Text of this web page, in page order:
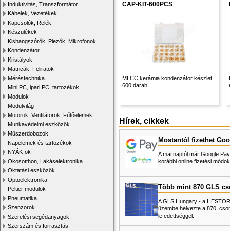
Induktivitás, Transzformátor
Kábelek, Vezetékek
Kapcsolók, Relék
Készülékek
Kishangszórók, Piezók, Mikrofonok
Kondenzátor
Kristályok
Matricák, Feliratok
Méréstechnika
Mini PC, ipari PC, tartozékok
Modulok
Modulvilág
Motorok, Ventilátorok, Fűtőelemek
Munkavédelmi eszközök
Műszerdobozok
Napelemek és tartozékok
NYÁK-ok
Okosotthon, Lakáselektronika
Oktatási eszközök
Optoelektronika
Peltier modulok
Pneumatika
Szenzorok
Szerelési segédanyagok
Szerszám és forrasztás
CAP-KIT-600PCS
MLCC kerámia kondenzátor készlet,
600 darab
Hírek, cikkek
Mostantól fizethet
A mai naptól már Google
korábbi online fizetési
Több mint 870 GLS
A GLS Hungary - a
üzembe helyezte a 870.
lefedettséggel.